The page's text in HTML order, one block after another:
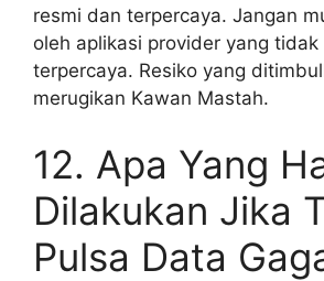
resmi dan terpercaya. Jangan
oleh aplikasi provider yang tidak
terpercaya. Resiko yang
merugikan Kawan Mastah.
12. Apa Yang
Dilakukan Jika
Pulsa Data